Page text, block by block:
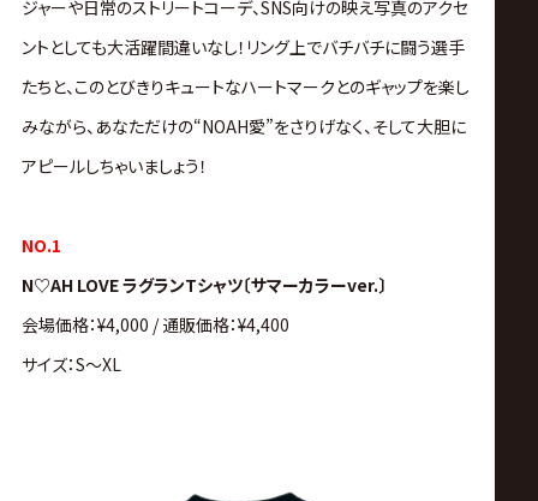
ジャーや日常のストリートコーデ、SNS向けの映え写真のアクセ
ントとしても大活躍間違いなし！リング上でバチバチに闘う選手
たちと、このとびきりキュートなハートマークとのギャップを楽し
みながら、あなただけの“NOAH愛”をさりげなく、そして大胆に
アピールしちゃいましょう！
NO.1
N♡AH LOVE ラグランTシャツ〔サマーカラーver.〕
会場価格：¥4,000 / 通販価格：¥4,400
サイズ：S～XL